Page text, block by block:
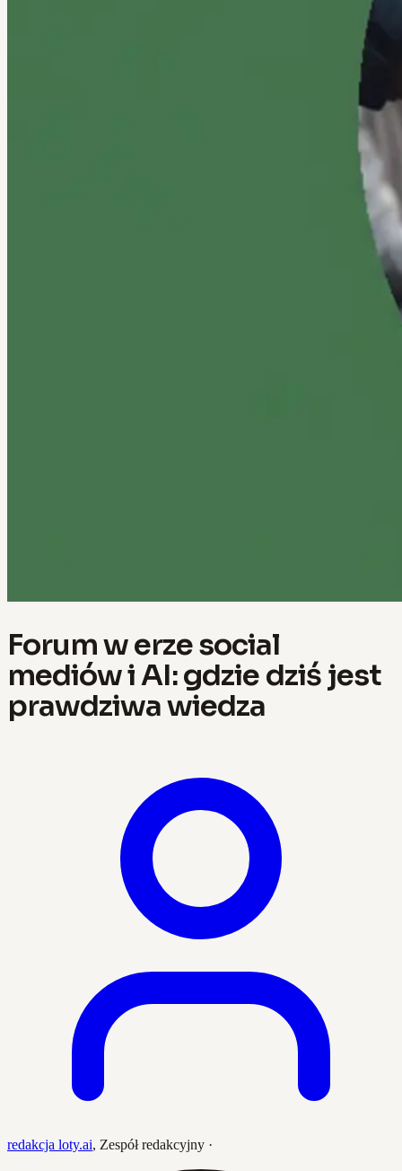
Forum w erze social
mediów i AI: gdzie dziś jest
prawdziwa wiedza
redakcja loty.ai, Zespół redakcyjny ·